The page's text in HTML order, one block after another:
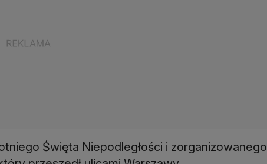
Święta Niepodległości i zorganizowanego